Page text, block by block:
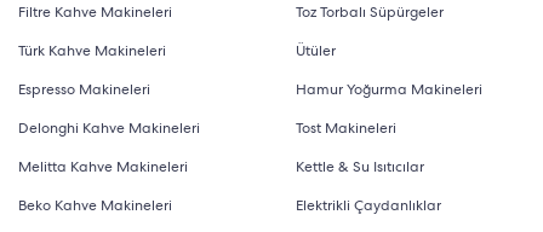
Filtre Kahve Makineleri
Türk Kahve Makineleri
Espresso Makineleri
Delonghi Kahve Makineleri
Melitta Kahve Makineleri
Beko Kahve Makineleri
Toz Torbalı Süpürgeler
Ütüler
Hamur Yoğurma Makineleri
Tost Makineleri
Kettle & Su Isıtıcılar
Elektrikli Çaydanlıklar